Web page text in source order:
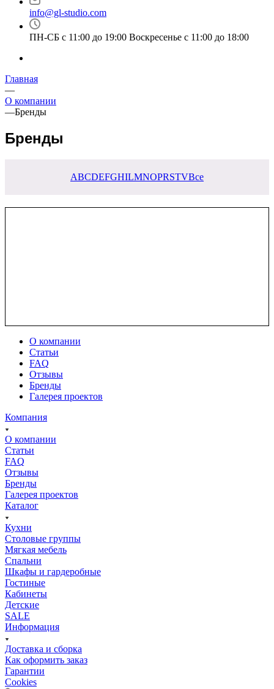
info@gl-studio.com
ПН-СБ с 11:00 до 19:00 Воскресенье с 11:00 до 18:00
Главная
—
О компании
—Бренды
Бренды
ABCDEFGHILMNOPRSTVВсе
О компании
Статьи
FAQ
Отзывы
Бренды
Галерея проектов
Компания
О компании
Статьи
FAQ
Отзывы
Бренды
Галерея проектов
Каталог
Кухни
Столовые группы
Мягкая мебель
Спальни
Шкафы и гардеробные
Гостиные
Кабинеты
Детские
SALE
Информация
Доставка и сборка
Как оформить заказ
Гapaнтии
Cookies